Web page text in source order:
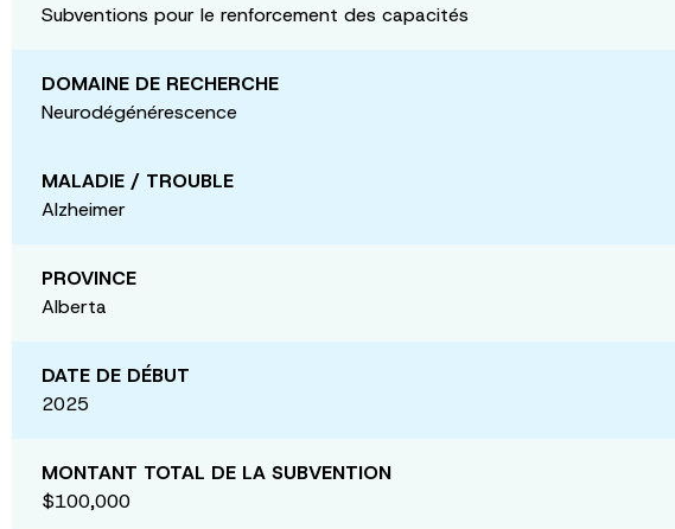
Subventions pour le renforcement des capacités
DOMAINE DE RECHERCHE
Neurodégénérescence
MALADIE / TROUBLE
Alzheimer
PROVINCE
Alberta
DATE DE DÉBUT
2025
MONTANT TOTAL DE LA SUBVENTION
$100,000